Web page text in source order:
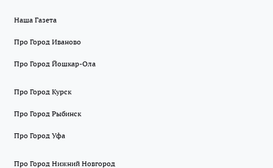
Наша Газета
Про Город Иваново
Про Город Йошкар-Ола
Про Город Курск
Про Город Рыбинск
Про Город Уфа
Про Город Нижний Новгород